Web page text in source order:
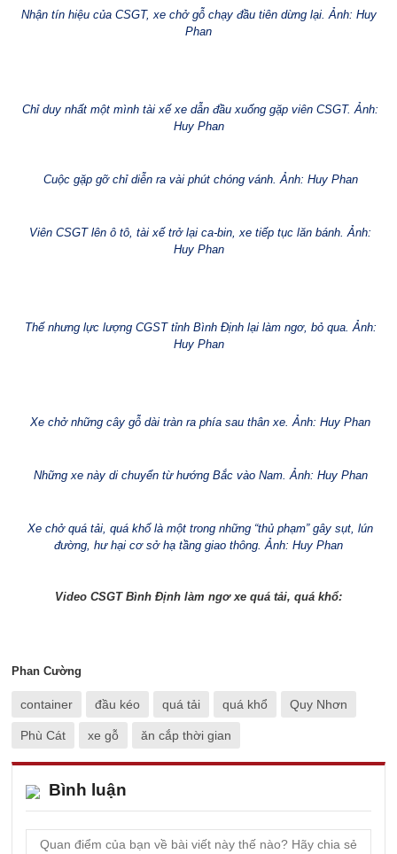
Nhận tín hiệu của CSGT, xe chở gỗ chạy đầu tiên dừng lại. Ảnh: Huy
Phan
Chỉ duy nhất một mình tài xế xe dẫn đầu xuống gặp viên CSGT. Ảnh:
Huy Phan
Cuộc gặp gỡ chỉ diễn ra vài phút chóng vánh. Ảnh: Huy Phan
Viên CSGT lên ô tô, tài xế trở lại ca-bin, xe tiếp tục lăn bánh. Ảnh:
Huy Phan
Thế nhưng lực lượng CGST tỉnh Bình Định lại làm ngơ, bỏ qua. Ảnh:
Huy Phan
Xe chở những cây gỗ dài tràn ra phía sau thân xe. Ảnh: Huy Phan
Những xe này di chuyển từ hướng Bắc vào Nam. Ảnh: Huy Phan
Xe chở quá tải, quá khổ là một trong những “thủ phạm” gây sụt, lún
đường, hư hại cơ sở hạ tầng giao thông. Ảnh: Huy Phan
Video CSGT Bình Định làm ngơ xe quá tải, quá khổ:
Phan Cường
container đầu kéo quá tải quá khổ Quy Nhơn
Phù Cát xe gỗ ăn cắp thời gian
Bình luận